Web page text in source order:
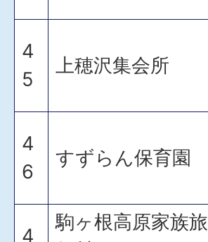
4
5
上穂沢集会所
4
6
すずらん保育園
4
駒ヶ根高原家族旅